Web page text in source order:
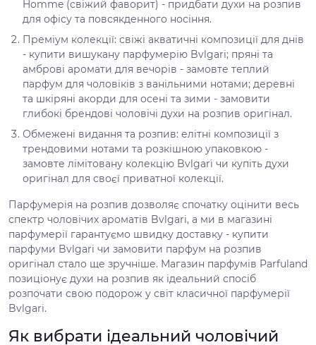
Homme (свіжий фаворит) - придбати духи на розпив
для офісу та повсякденного носіння.
Преміум колекції: свіжі акватичні композиції для днів
- купити вишукану парфумерію Bvlgari; пряні та
амброві аромати для вечорів - замовте теплий
парфум для чоловіків з ванільними нотами; деревні
та шкіряні акорди для осені та зими - замовити
глибокі брендові чоловічі духи на розпив оригінал.
Обмежені видання та розпив: елітні композиції з
трендовими нотами та розкішною упаковкою -
замовте лімітовану колекцію Bvlgari чи купіть духи
оригінал для своєї приватної колекції.
Парфумерія на розпив дозволяє спочатку оцінити весь
спектр чоловічих ароматів Bvlgari, а ми в магазині
парфумерії гарантуємо швидку доставку - купити
парфуми Bvlgari чи замовити парфум на розпив
оригінал стало ще зручніше. Магазин парфумів Parfuland
позиціонує духи на розпив як ідеальний спосіб
розпочати свою подорож у світ класичної парфумерії
Bvlgari.
Як вибрати ідеальний чоловічий